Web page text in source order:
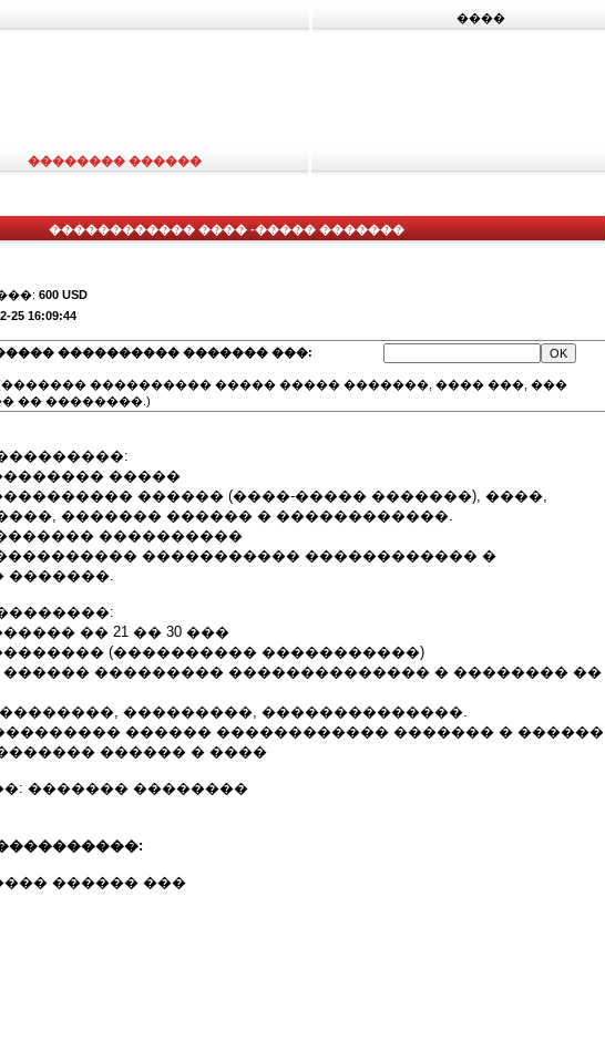
����
�������� ������
������������ ���� -����� �������
600 USD
25 16:09:44
���������� ������� ���:
���������� ����� ����� �������, ���� ���, ���
�� ��������.)
�����
������ (����-����� �������), ����,
������� ������ � ������������.
����������
����������� ������������ �
�������.
�� 21 �� 30 ���
(���������� �����������)
������ ��������� �������������� � �������� ��
���������, ��������������.
������ ������������ ������� � ������
������ � ����
������� ��������
������ ���